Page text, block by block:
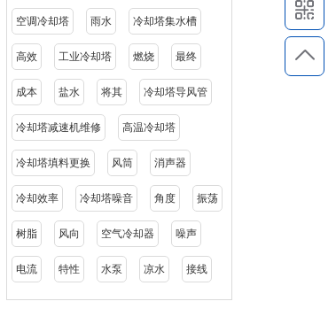
横流闭式冷却塔设备
11-18 232
横流开放式冷却塔优点介
绍…
空调冷却塔 雨水 冷却塔集水槽
高效 工业冷却塔 燃烧 最终
成本 盐水 将其 冷却塔导风管
冷却塔减速机维修 高温冷却塔
冷却塔填料更换 风筒 消声器
冷却效率 冷却塔噪音 角度 振荡
树脂 风向 空气冷却器 噪声
电流 特性 水泵 凉水 接线